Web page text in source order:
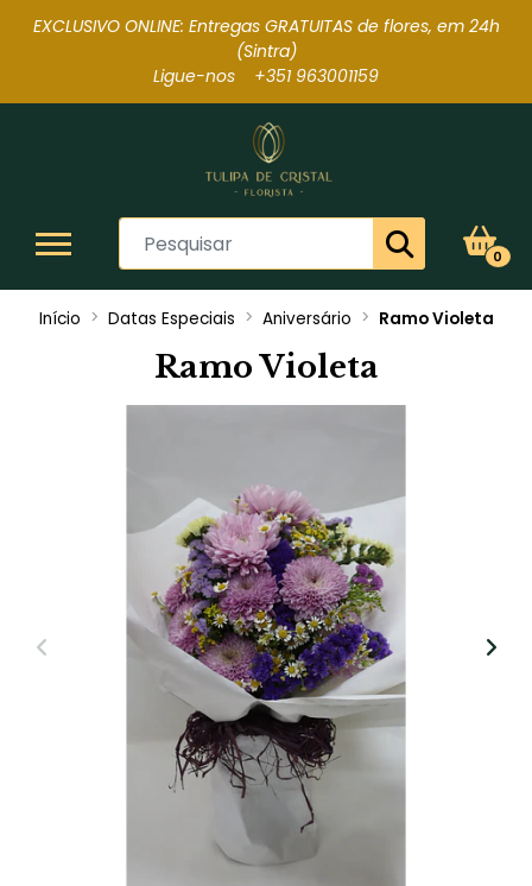
EXCLUSIVO ONLINE: Entregas GRATUITAS de flores, em 24h
(Sintra)
Ligue-nos +351 963001159
0
Início Datas Especiais Aniversário Ramo Violeta
Ramo Violeta